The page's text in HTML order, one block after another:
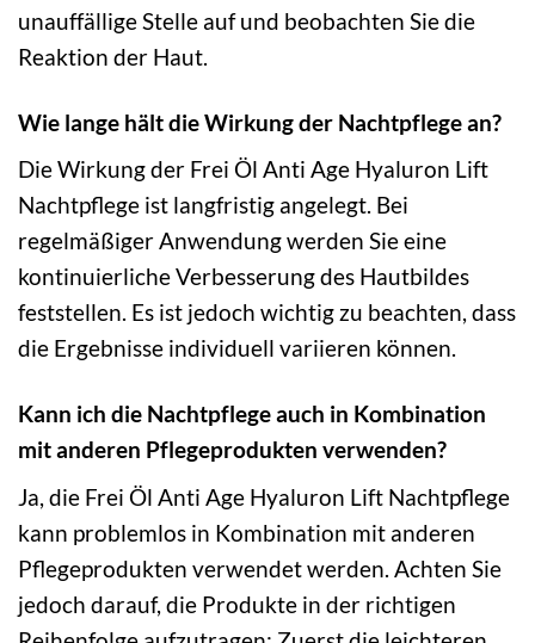
unauffällige Stelle auf und beobachten Sie die
Reaktion der Haut.
Wie lange hält die Wirkung der Nachtpflege an?
Die Wirkung der Frei Öl Anti Age Hyaluron Lift
Nachtpflege ist langfristig angelegt. Bei
regelmäßiger Anwendung werden Sie eine
kontinuierliche Verbesserung des Hautbildes
feststellen. Es ist jedoch wichtig zu beachten, dass
die Ergebnisse individuell variieren können.
Kann ich die Nachtpflege auch in Kombination
mit anderen Pflegeprodukten verwenden?
Ja, die Frei Öl Anti Age Hyaluron Lift Nachtpflege
kann problemlos in Kombination mit anderen
Pflegeprodukten verwendet werden. Achten Sie
jedoch darauf, die Produkte in der richtigen